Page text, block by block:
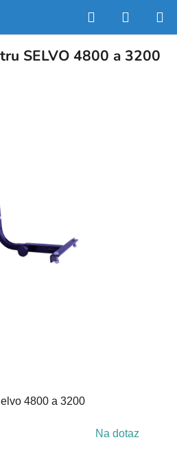
Hledat
KOŠÍK
4800 a 3200
Na dotaz
SELVO 4800 a 3200